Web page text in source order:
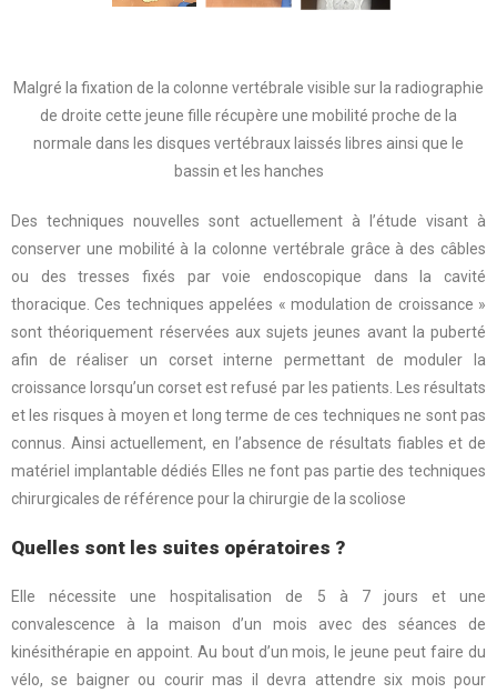
Malgré la fixation de la colonne vertébrale visible sur la radiographie
de droite cette jeune fille récupère une mobilité proche de la
normale dans les disques vertébraux laissés libres ainsi que le
bassin et les hanches
Des techniques nouvelles sont actuellement à l’étude visant à
conserver une mobilité à la colonne vertébrale grâce à des câbles
ou des tresses fixés par voie endoscopique dans la cavité
thoracique. Ces techniques appelées « modulation de croissance »
sont théoriquement réservées aux sujets jeunes avant la puberté
afin de réaliser un corset interne permettant de moduler la
croissance lorsqu’un corset est refusé par les patients. Les résultats
et les risques à moyen et long terme de ces techniques ne sont pas
connus. Ainsi actuellement, en l’absence de résultats fiables et de
matériel implantable dédiés Elles ne font pas partie des techniques
chirurgicales de référence pour la chirurgie de la scoliose
Quelles sont les suites opératoires ?
Elle nécessite une hospitalisation de 5 à 7 jours et une
convalescence à la maison d’un mois avec des séances de
kinésithérapie en appoint. Au bout d’un mois, le jeune peut faire du
vélo, se baigner ou courir mas il devra attendre six mois pour